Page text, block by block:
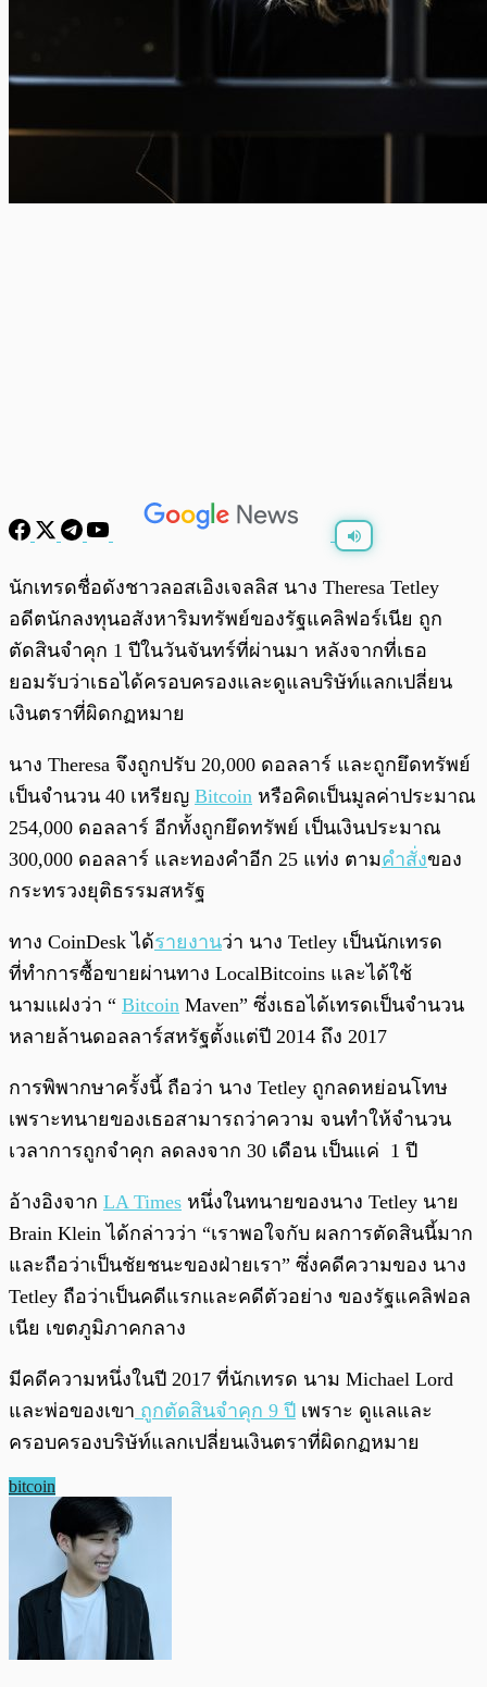
พร้อมเล่น
นักเทรดชื่อดังชาวลอสเอิงเจลลิส นาง Theresa Tetley
อดีตนักลงทุนอสังหาริมทรัพย์ของรัฐแคลิฟอร์เนีย ถูก
ตัดสินจำคุก 1 ปีในวันจันทร์ที่ผ่านมา หลังจากที่เธอ
ยอมรับว่าเธอได้ครอบครองและดูแลบริษัท์แลกเปลี่ยน
เงินตราที่ผิดกฏหมาย
นาง Theresa จึงถูกปรับ 20,000 ดอลลาร์ และถูกยึดทรัพย์​
เป็นจำนวน 40 เหรียญ Bitcoin หรือคิดเป็นมูลค่าประมาณ
254,000 ดอลลาร์ อีกทั้งถูกยึดทรัพย์ เป็นเงินประมาณ
300,000 ดอลลาร์ และทองคำอีก 25 แท่ง ตามคำสั่งของ
กระทรวงยุติธรรมสหรัฐ
ทาง CoinDesk ได้รายงานว่า นาง Tetley เป็นนักเทรด
ที่ทำการซื้อขายผ่านทาง LocalBitcoins และได้ใช้
นามแฝงว่า “ Bitcoin Maven” ซึ่งเธอได้เทรดเป็นจำนวน
หลายล้านดอลลาร์สหรัฐตั้งแต่ปี 2014 ถึง 2017
การพิพากษาครั้งนี้ ถือว่า นาง Tetley ถูกลดหย่อนโทษ
เพราะทนายของเธอสามารถว่าความ จนทำให้จำนวน
เวลาการถูกจำคุก ลดลงจาก 30 เดือน เป็นแค่ 1 ปี
อ้างอิงจาก LA Times หนึ่งในทนายของนาง Tetley นาย
Brain Klein ได้กล่าวว่า “เราพอใจกับ ผลการตัดสินนี้มาก
และถือว่าเป็นชัยชนะของฝ่ายเรา” ซึ่งคดีความของ นาง
Tetley ถือว่าเป็นคดีแรกและคดีตัวอย่าง ของรัฐแคลิฟอล
เนีย เขตภูมิภาคกลาง
มีคดีความหนึ่งในปี 2017 ที่นักเทรด นาม Michael Lord
และพ่อของเขา ถูกตัดสินจำคุก 9 ปี เพราะ ดูแลและ
ครอบครองบริษัท์แลกเปลี่ยนเงินตราที่ผิดกฏหมาย
bitcoin